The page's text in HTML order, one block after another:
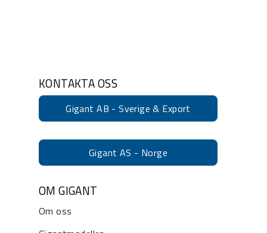
KONTAKTA OSS
Gigant AB - Sverige & Export
Gigant AS - Norge
OM GIGANT
Om oss